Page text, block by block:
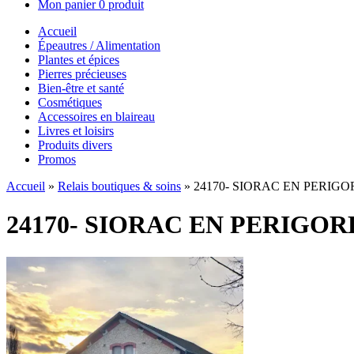
Mon panier0 produit
Accueil
Épeautres / Alimentation
Plantes et épices
Pierres précieuses
Bien-être et santé
Cosmétiques
Accessoires en blaireau
Livres et loisirs
Produits divers
Promos
Accueil » Relais boutiques & soins » 24170- SIORAC EN
24170- SIORAC EN